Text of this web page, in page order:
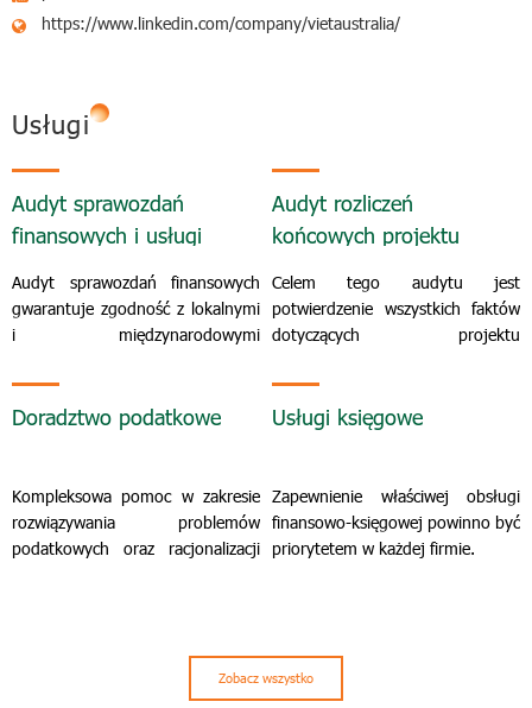
https://www.linkedin.com/company/vietaustralia/
Usługi
Audyt sprawozdań
finansowych i usługi
Audyt sprawozdań finansowych
gwarantuje zgodność z lokalnymi
i międzynarodowymi
Audyt rozliczeń
końcowych projektu
Celem tego audytu jest
potwierdzenie wszystkich faktów
dotyczących projektu
Doradztwo podatkowe
Kompleksowa pomoc w zakresie
rozwiązywania problemów
podatkowych oraz racjonalizacji
Usługi księgowe
Zapewnienie właściwej obsługi
finansowo-księgowej powinno być
priorytetem w każdej firmie.
Zobacz wszystko